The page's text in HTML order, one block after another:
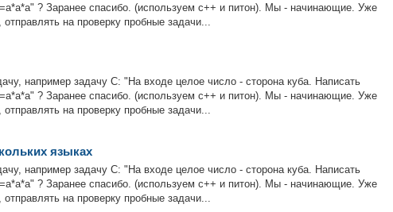
? Заранее спасибо. (используем с++ и питон). Мы - начинающие. Уже
на проверку пробные задачи...
например задачу C: "На входе целое число - сторона куба. Написать
? Заранее спасибо. (используем с++ и питон). Мы - начинающие. Уже
на проверку пробные задачи...
языках
например задачу C: "На входе целое число - сторона куба. Написать
? Заранее спасибо. (используем с++ и питон). Мы - начинающие. Уже
на проверку пробные задачи...